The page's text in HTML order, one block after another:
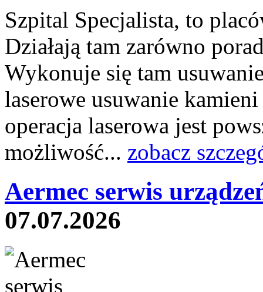
Szpital Specjalista, to
Działają tam zarówno
Wykonuje się tam
laserowe usuwanie
operacja laserowa jest
możliwość... zobacz
Aermec serwis
07.07.2026